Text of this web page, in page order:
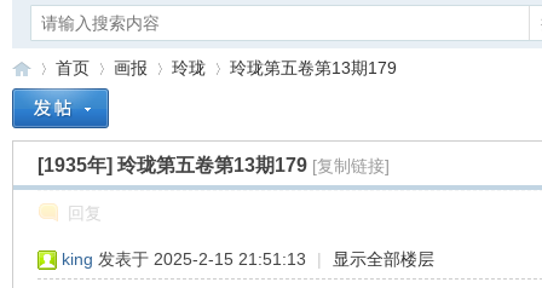
»
首页
›
画报
›
玲珑
›
玲珑第五卷第13期179
[1935年] 玲珑第五卷第13期179 [复制链接]
回复
king 发表于 2025-2-15 21:51:13 | 显示全部楼层